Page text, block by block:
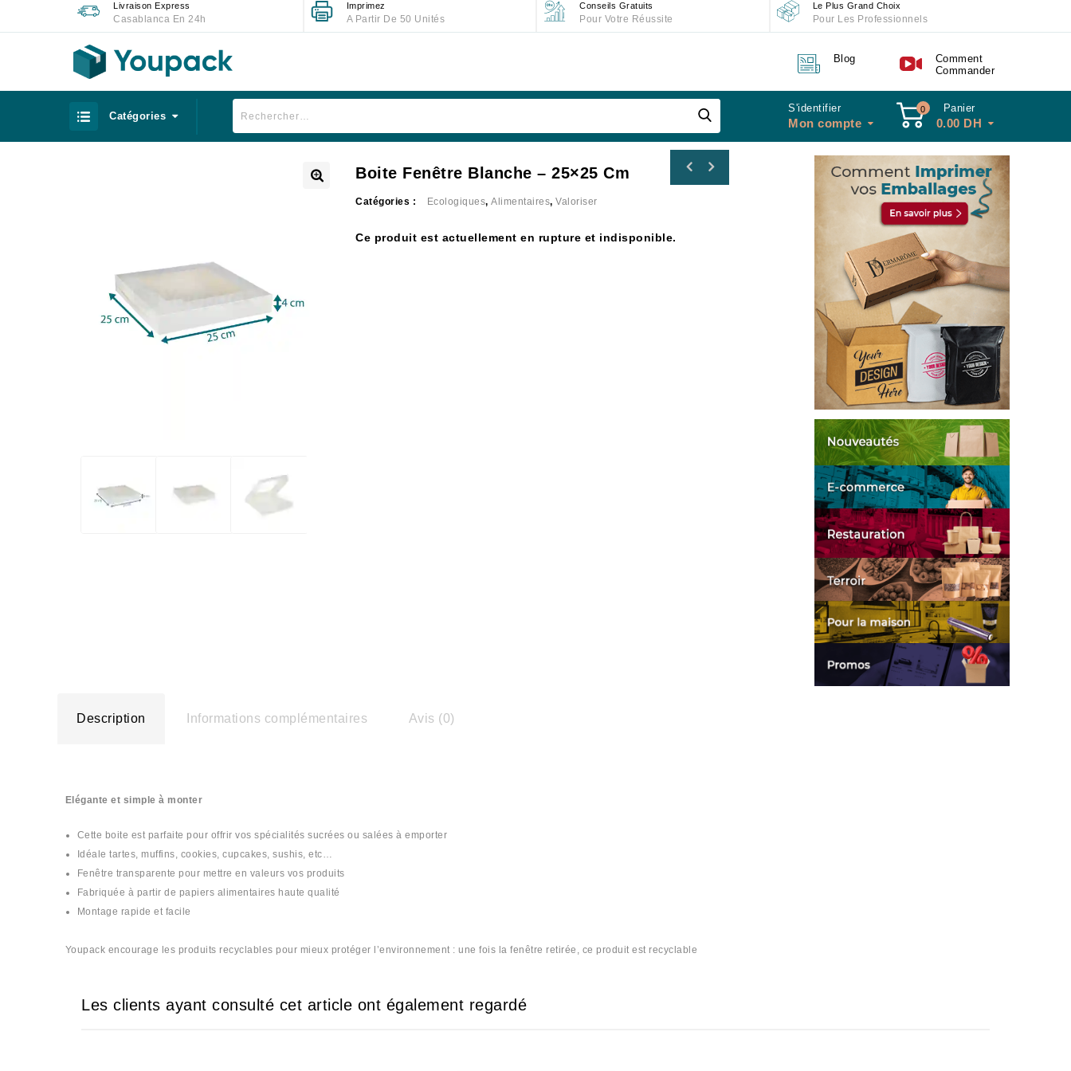
Livraison Express
Casablanca En 24h
Imprimez
A Partir De 50 Unités
Conseils Gratuits
Pour Votre Réussite
Le Plus Grand Choix
Pour Les Professionnels
Blog
Comment
Commander
Catégories
S'identifier
Mon compte
0 Panier
0.00 DH
Boite Fenêtre Blanche – 25×25 Cm
Catégories : Ecologiques,Alimentaires,Valoriser
Ce produit est actuellement en rupture et indisponible.
Description Informations complémentaires Avis (0)
Elégante et simple à monter
Cette boite est parfaite pour offrir vos spécialités sucrées ou salées à emporter
Idéale tartes, muffins, cookies, cupcakes, sushis, etc…
Fenêtre transparente pour mettre en valeurs vos produits
Fabriquée à partir de papiers alimentaires haute qualité
Montage rapide et facile
Youpack encourage les produits recyclables pour mieux protéger l’environnement : une fois la fenêtre retirée, ce produit est recyclable
Les clients ayant consulté cet article ont également regardé